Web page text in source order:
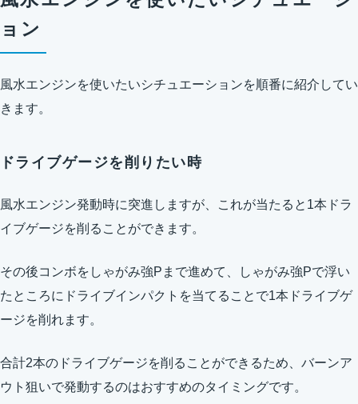
ョン
風水エンジンを使いたいシチュエーションを順番に紹介してい
きます。
ドライブゲージを削りたい時
風水エンジン発動時に突進しますが、これが当たると1本ドラ
イブゲージを削ることができます。
その後コンボをしゃがみ強Pまで進めて、しゃがみ強Pで浮い
たところにドライブインパクトを当てることで1本ドライブゲ
ージを削れます。
合計2本のドライブゲージを削ることができるため、バーンア
ウト狙いで発動するのはおすすめのタイミングです。